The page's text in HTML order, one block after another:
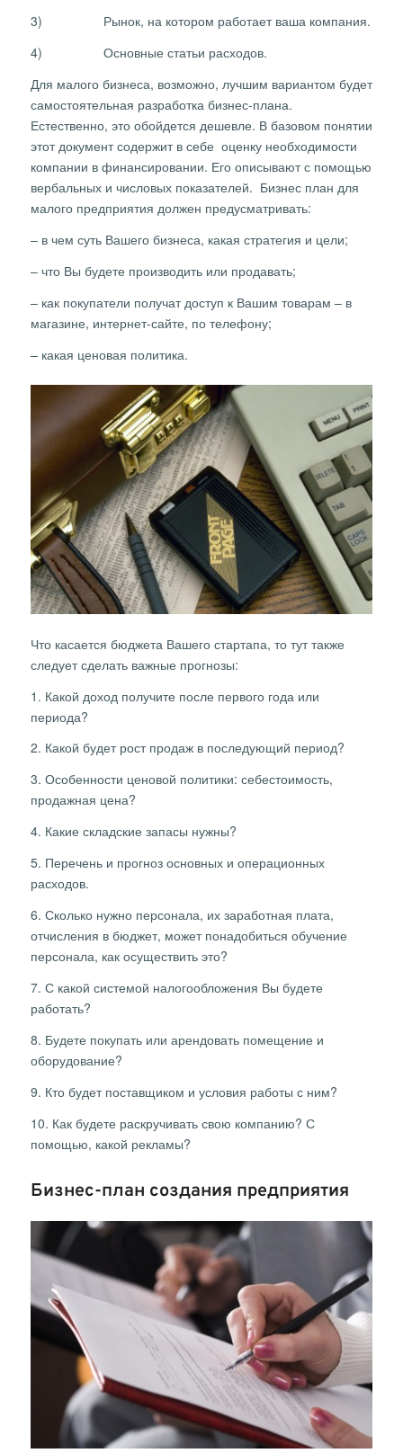
3) Рынок, на котором работает ваша компания.
4) Основные статьи расходов.
Для малого бизнеса, возможно, лучшим вариантом будет
самостоятельная разработка бизнес-плана.
Естественно, это обойдется дешевле. В базовом понятии
этот документ содержит в себе оценку необходимости
компании в финансировании. Его описывают с помощью
вербальных и числовых показателей. Бизнес план для
малого предприятия должен предусматривать:
– в чем суть Вашего бизнеса, какая стратегия и цели;
– что Вы будете производить или продавать;
– как покупатели получат доступ к Вашим товарам – в
магазине, интернет-сайте, по телефону;
– какая ценовая политика.
Что касается бюджета Вашего стартапа, то тут также
следует сделать важные прогнозы:
1. Какой доход получите после первого года или
периода?
2. Какой будет рост продаж в последующий период?
3. Особенности ценовой политики: себестоимость,
продажная цена?
4. Какие складские запасы нужны?
5. Перечень и прогноз основных и операционных
расходов.
6. Сколько нужно персонала, их заработная плата,
отчисления в бюджет, может понадобиться обучение
персонала, как осуществить это?
7. С какой системой налогообложения Вы будете
работать?
8. Будете покупать или арендовать помещение и
оборудование?
9. Кто будет поставщиком и условия работы с ним?
10. Как будете раскручивать свою компанию? С
помощью, какой рекламы?
Бизнес-план создания предприятия